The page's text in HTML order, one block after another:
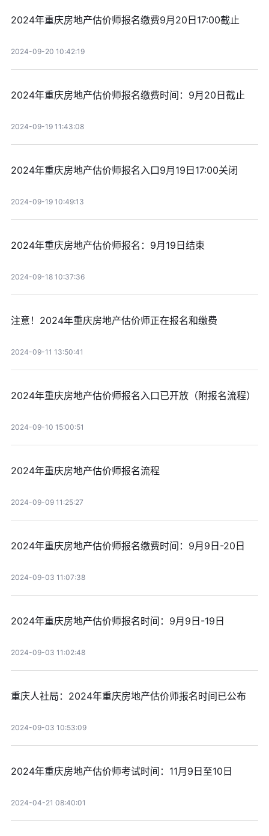
2024年重庆房地产估价师报名缴费9月20日17:00截止
2024-09-20 10:42:19
2024年重庆房地产估价师报名缴费时间：9月20日截止
2024-09-19 11:43:08
2024年重庆房地产估价师报名入口9月19日17:00关闭
2024-09-19 10:49:13
2024年重庆房地产估价师报名：9月19日结束
2024-09-18 10:37:36
注意！2024年重庆房地产估价师正在报名和缴费
2024-09-11 13:50:41
2024年重庆房地产估价师报名入口已开放（附报名流程）
2024-09-10 15:00:51
2024年重庆房地产估价师报名流程
2024-09-09 11:25:27
2024年重庆房地产估价师报名缴费时间：9月9日-20日
2024-09-03 11:07:38
2024年重庆房地产估价师报名时间：9月9日-19日
2024-09-03 11:02:48
重庆人社局：2024年重庆房地产估价师报名时间已公布
2024-09-03 10:53:09
2024年重庆房地产估价师考试时间：11月9日至10日
2024-04-21 08:40:01